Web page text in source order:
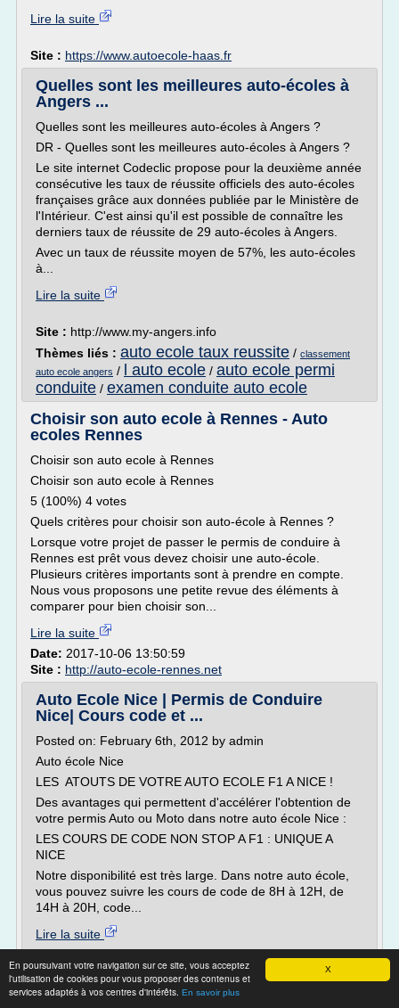
X
En poursuivant votre navigation sur ce site, vous acceptez
l'utilisation de cookies pour vous proposer des contenus et
services adaptés à vos centres d'intérêts. En savoir plus
Lire la suite
Site : https://www.autoecole-haas.fr
Quelles sont les meilleures auto-écoles à
Angers ...
Quelles sont les meilleures auto-écoles à Angers ?
DR - Quelles sont les meilleures auto-écoles à Angers ?
Le site internet Codeclic propose pour la deuxième année
consécutive les taux de réussite officiels des auto-écoles
françaises grâce aux données publiée par le Ministère de
l'Intérieur. C'est ainsi qu'il est possible de connaître les
derniers taux de réussite de 29 auto-écoles à Angers.
Avec un taux de réussite moyen de 57%, les auto-écoles
à...
Lire la suite
Site : http://www.my-angers.info
Thèmes liés : auto ecole taux reussite / classement
auto ecole angers / l auto ecole / auto ecole permi
conduite / examen conduite auto ecole
Choisir son auto ecole à Rennes - Auto
ecoles Rennes
Choisir son auto ecole à Rennes
Choisir son auto ecole à Rennes
5 (100%) 4 votes
Quels critères pour choisir son auto-école à Rennes ?
Lorsque votre projet de passer le permis de conduire à
Rennes est prêt vous devez choisir une auto-école.
Plusieurs critères importants sont à prendre en compte.
Nous vous proposons une petite revue des éléments à
comparer pour bien choisir son...
Lire la suite
Date: 2017-10-06 13:50:59
Site : http://auto-ecole-rennes.net
Auto Ecole Nice | Permis de Conduire
Nice| Cours code et ...
Posted on: February 6th, 2012 by admin
Auto école Nice
LES ATOUTS DE VOTRE AUTO ECOLE F1 A NICE !
Des avantages qui permettent d'accélérer l'obtention de
votre permis Auto ou Moto dans notre auto école Nice :
LES COURS DE CODE NON STOP A F1 : UNIQUE A
NICE
Notre disponibilité est très large. Dans notre auto école,
vous pouvez suivre les cours de code de 8H à 12H, de
14H à 20H, code...
Lire la suite
Site :autoecolef1.com
Auto-écoles à Liège - cours théoriques et